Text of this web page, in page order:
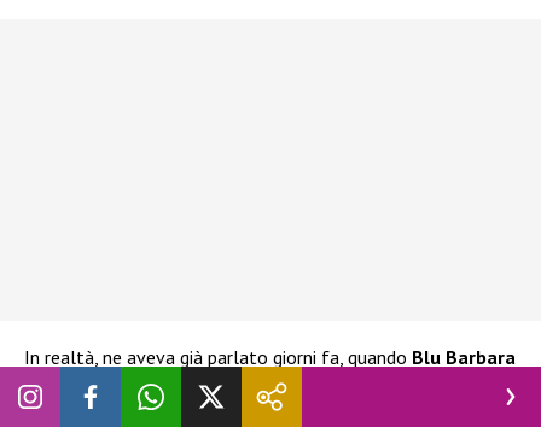
In realtà, ne aveva già parlato giorni fa, quando Blu Barbara
Prezia
era al televoto con Adriana Volpe, Alessandra
Mussolini e Lucia Ilarido. L’ex tronista aveva già espresso